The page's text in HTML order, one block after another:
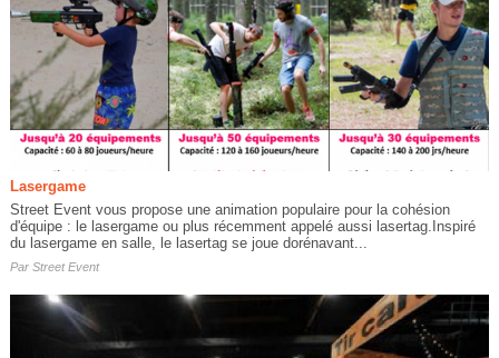
Lasergame
Street Event vous propose une animation populaire pour la cohésion
d'équipe : le lasergame ou plus récemment appelé aussi lasertag.Inspiré
du lasergame en salle, le lasertag se joue dorénavant...
Par Street Event